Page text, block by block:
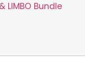
LIMBO Bundle